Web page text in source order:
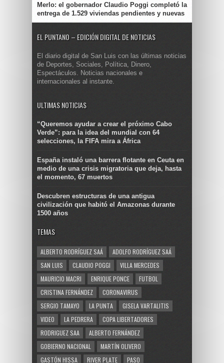
Merlo: el gobernador Claudio Poggi completó la
entrega de 1.529 viviendas pendientes y nuevas
EL PUNTANO – EDICIÓN DIGITAL DE NOTICIAS
El diario digital de San Luis con las últimas noticias
de Deportes, Sociales, Política, Dinero,
Espectáculos. Noticias nacionales e
internacionales al instante.
ULTIMAS NOTICIAS
“Queremos ayudar a crear el próximo Cabo
Verde”: para la idea del mundial con 64
selecciones, la FIFA mira a África
España instaló una barrera flotante en Ceuta en
medio de una crisis migratoria que deja, hasta
el momento, 67 muertos
Descubren estructuras de una antigua
civilización que habitó el Amazonas durante
1500 años
TEMAS
ALBERTO RODRÍGUEZ SAÁ
ADOLFO RODRÍGUEZ SAÁ
SAN LUIS
CLAUDIO POGGI
VILLA MERCEDES
MAURICIO MACRI
ENRIQUE PONCE
FUTBOL
CRISTINA FERNÁNDEZ
CORONAVIRUS
SERGIO TAMAYO
LA PUNTA
GISELA VARTALITIS
VIDEO
LA PEDRERA
COPA LIBERTADORES
RODRIGUEZ SAA
ALBERTO FERNÁNDEZ
GOBIERNO NACIONAL
MARTÍN OLIVERO
GASTÓN HISSA
RIVER PLATE PASO